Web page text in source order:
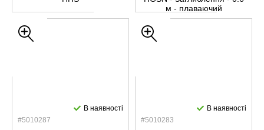
м - плаваючий
#5010287
В наявності
#5010283
В наявності